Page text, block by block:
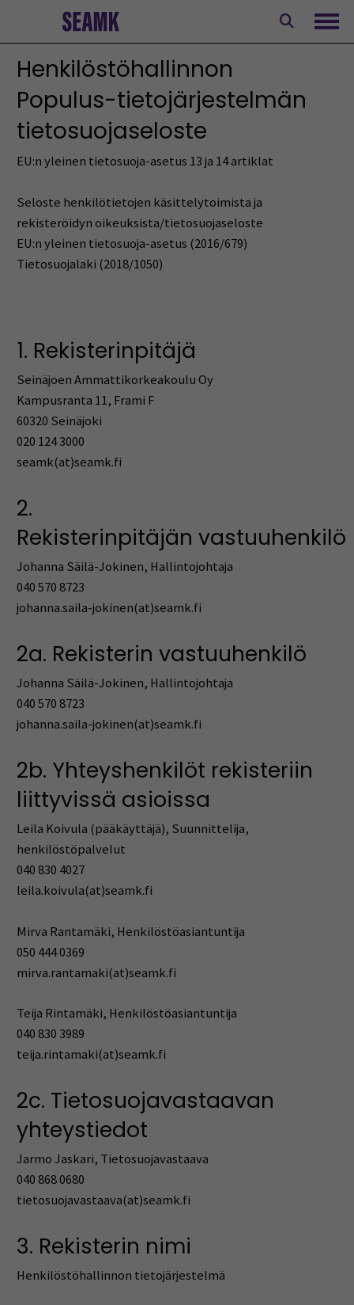
Henkilöstöhallinnon
Populus-tietojärjestelmän
tietosuojaseloste
EU:n yleinen tietosuoja-asetus 13 ja 14 artiklat
Seloste henkilötietojen käsittelytoimista ja
rekisteröidyn oikeuksista/tietosuojaseloste
EU:n yleinen tietosuoja-asetus (2016/679)
Tietosuojalaki (2018/1050)
1. Rekisterinpitäjä
Seinäjoen Ammattikorkeakoulu Oy
Kampusranta 11, Frami F
60320 Seinäjoki
020 124 3000
seamk(at)seamk.fi
2.
Rekisterinpitäjän vastuuhenkilö
Johanna Säilä-Jokinen, Hallintojohtaja
040 570 8723
johanna.saila-jokinen(at)seamk.fi
2a. Rekisterin vastuuhenkilö
Johanna Säilä-Jokinen, Hallintojohtaja
040 570 8723
johanna.saila-jokinen(at)seamk.fi
2b. Yhteyshenkilöt rekisteriin
liittyvissä asioissa
Leila Koivula (pääkäyttäjä), Suunnittelija,
henkilöstöpalvelut
040 830 4027
leila.koivula(at)seamk.fi
Mirva Rantamäki, Henkilöstöasiantuntija
050 444 0369
mirva.rantamaki(at)seamk.fi
Teija Rintamäki, Henkilöstöasiantuntija
040 830 3989
teija.rintamaki(at)seamk.fi
2c. Tietosuojavastaavan
yhteystiedot
Jarmo Jaskari, Tietosuojavastaava
040 868 0680
tietosuojavastaava(at)seamk.fi
3. Rekisterin nimi
Henkilöstöhallinnon tietojärjestelmä